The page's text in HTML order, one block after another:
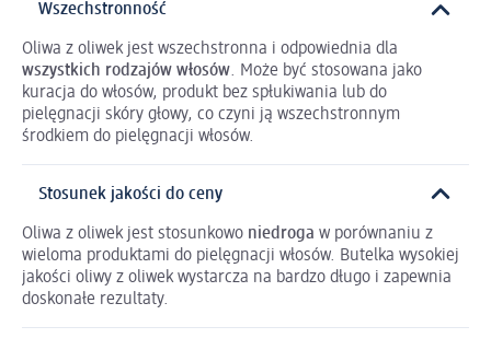
Wszechstronność
Oliwa z oliwek jest wszechstronna i odpowiednia dla
wszystkich rodzajów włosów. Może być stosowana jako
kuracja do włosów, produkt bez spłukiwania lub do
pielęgnacji skóry głowy, co czyni ją wszechstronnym
środkiem do pielęgnacji włosów.
Stosunek jakości do ceny
Oliwa z oliwek jest stosunkowo niedroga w porównaniu z
wieloma produktami do pielęgnacji włosów. Butelka wysokiej
jakości oliwy z oliwek wystarcza na bardzo długo i zapewnia
doskonałe rezultaty.